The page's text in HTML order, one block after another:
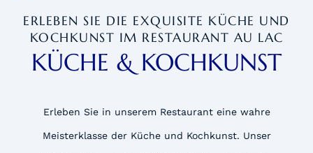
ERLEBEN SIE DIE EXQUISITE KÜCHE UND
KOCHKUNST IM RESTAURANT AU LAC
KÜCHE & KOCHKUNST
Erleben Sie in unserem Restaurant eine wahre
Meisterklasse der Küche und Kochkunst. Unser